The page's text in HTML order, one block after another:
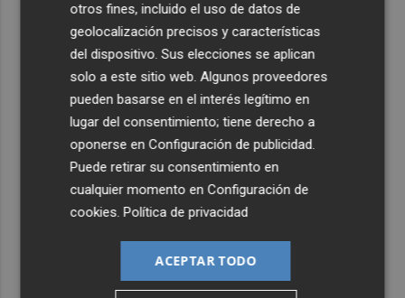
otros fines, incluido el uso de datos de
geolocalización precisos y características
del dispositivo. Sus elecciones se aplican
solo a este sitio web. Algunos proveedores
pueden basarse en el interés legítimo en
lugar del consentimiento; tiene derecho a
oponerse enConfiguración de publicidad.
Puede retirar su consentimiento en
cualquier momento enConfiguración de
cookies.Política de privacidad
ACEPTAR TODO